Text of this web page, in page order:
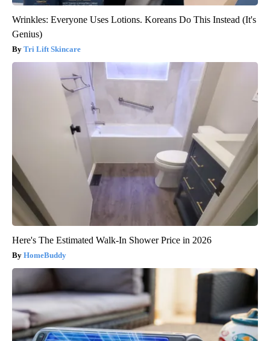
Wrinkles: Everyone Uses Lotions. Koreans Do This Instead (It's
Genius)
Tri Lift Skincare
Here's The Estimated Walk-In Shower Price in 2026
HomeBuddy